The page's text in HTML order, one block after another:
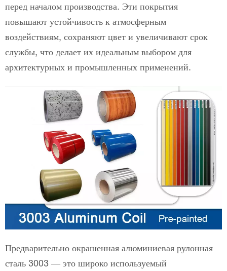
перед началом производства. Эти покрытия
повышают устойчивость к атмосферным
воздействиям, сохраняют цвет и увеличивают срок
службы, что делает их идеальным выбором для
архитектурных и промышленных применений.
Предварительно окрашенная алюминиевая рулонная
сталь 3003 — это широко используемый